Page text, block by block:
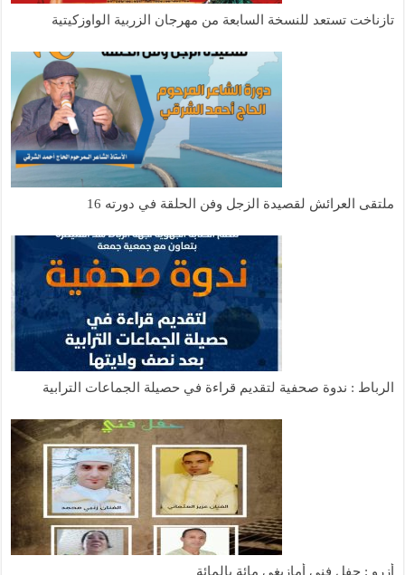
تستعد للنسخة السابعة من مهرجان الزربية الواوزكيتية
العرائش لقصيدة الزجل وفن الحلقة في دورته 16
: ندوة صحفية لتقديم قراءة في حصيلة الجماعات الترابية
: حفل فني أمازيغي مائة بالمائة